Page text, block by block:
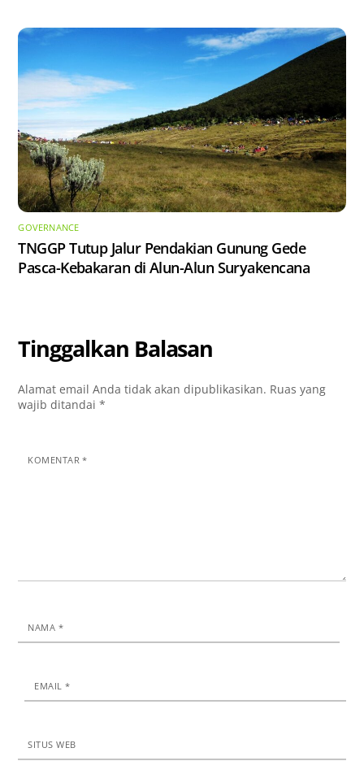
GOVERNANCE
TNGGP Tutup Jalur Pendakian Gunung Gede
Pasca-Kebakaran di Alun-Alun Suryakencana
Tinggalkan Balasan
Alamat email Anda tidak akan dipublikasikan. Ruas yang
wajib ditandai*
KOMENTAR*
NAMA *
EMAIL*
SITUS WEB